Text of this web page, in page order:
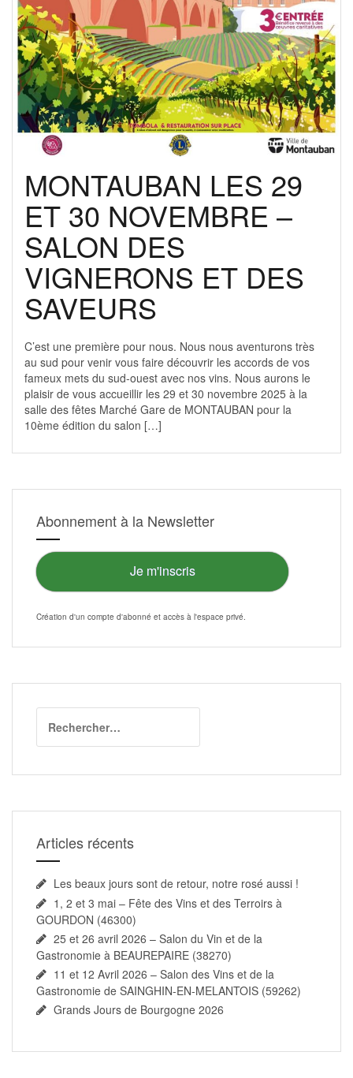
MONTAUBAN LES 29
ET 30 NOVEMBRE –
SALON DES
VIGNERONS ET DES
SAVEURS
C’est une première pour nous. Nous nous aventurons très
au sud pour venir vous faire découvrir les accords de vos
fameux mets du sud-ouest avec nos vins. Nous aurons le
plaisir de vous accueillir les 29 et 30 novembre 2025 à la
salle des fêtes Marché Gare de MONTAUBAN pour la
10ème édition du salon […]
Abonnement à la Newsletter
Je m'inscris
Création d'un compte d'abonné et accès à l'espace privé.
Articles récents
Les beaux jours sont de retour, notre rosé aussi !
1, 2 et 3 mai – Fête des Vins et des Terroirs à
GOURDON (46300)
25 et 26 avril 2026 – Salon du Vin et de la
Gastronomie à BEAUREPAIRE (38270)
11 et 12 Avril 2026 – Salon des Vins et de la
Gastronomie de SAINGHIN-EN-MELANTOIS (59262)
Grands Jours de Bourgogne 2026